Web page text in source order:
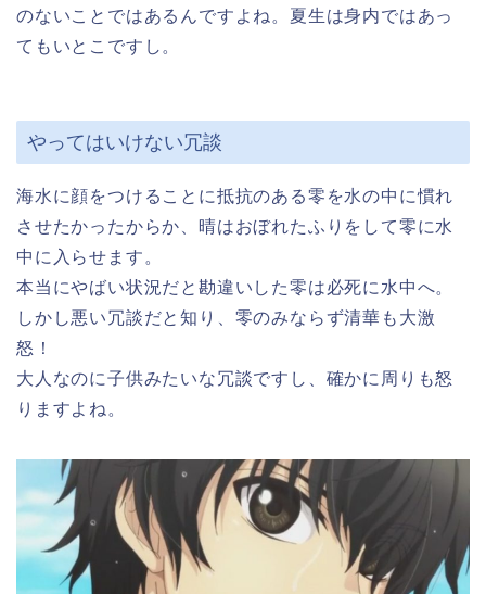
のないことではあるんですよね。夏生は身内ではあっ
てもいとこですし。
やってはいけない冗談
海水に顔をつけることに抵抗のある零を水の中に慣れ
させたかったからか、晴はおぼれたふりをして零に水
中に入らせます。
本当にやばい状況だと勘違いした零は必死に水中へ。
しかし悪い冗談だと知り、零のみならず清華も大激
怒！
大人なのに子供みたいな冗談ですし、確かに周りも怒
りますよね。